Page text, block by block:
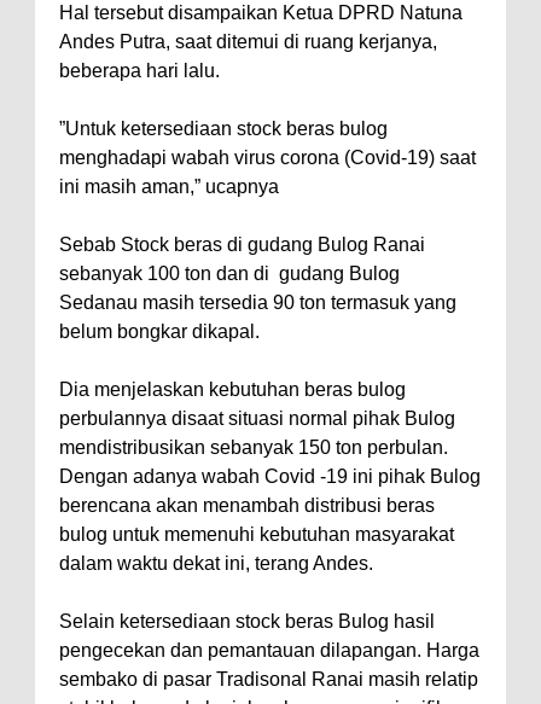
Hal tersebut disampaikan Ketua DPRD Natuna
Andes Putra, saat ditemui di ruang kerjanya,
beberapa hari lalu.
”Untuk ketersediaan stock beras bulog
menghadapi wabah virus corona (Covid-19) saat
ini masih aman,” ucapnya
Sebab Stock beras di gudang Bulog Ranai
sebanyak 100 ton dan di gudang Bulog
Sedanau masih tersedia 90 ton termasuk yang
belum bongkar dikapal.
Dia menjelaskan kebutuhan beras bulog
perbulannya disaat situasi normal pihak Bulog
mendistribusikan sebanyak 150 ton perbulan.
Dengan adanya wabah Covid -19 ini pihak Bulog
berencana akan menambah distribusi beras
bulog untuk memenuhi kebutuhan masyarakat
dalam waktu dekat ini, terang Andes.
Selain ketersediaan stock beras Bulog hasil
pengecekan dan pemantauan dilapangan. Harga
sembako di pasar Tradisonal Ranai masih relatip